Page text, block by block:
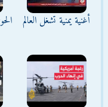
أغنية يمنية تشغل العالم